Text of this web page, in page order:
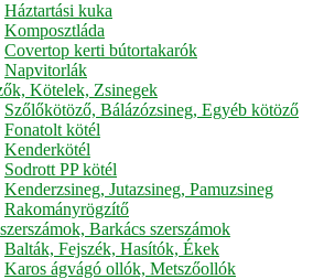
Háztartási kuka
Komposztláda
Covertop kerti bútortakarók
Napvitorlák
Kötelek, Zsinegek
Szőlőkötöző, Bálázózsineg, Egyéb kötöző
Fonatolt kötél
Kenderkötél
Sodrott PP kötél
Kenderzsineg, Jutazsineg, Pamuzsineg
Rakományrögzítő
Barkács szerszámok
Balták, Fejszék, Hasítók, Ékek
Karos ágvágó ollók, Metszőollók